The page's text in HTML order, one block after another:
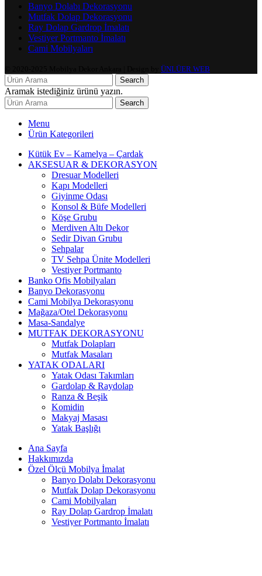
Banyo Dolabı Dekorasyonu
Mutfak Dolap Dekorasyonu
Ray Dolap Gardrop İmalatı
Vestiyer Portmanto İmalatı
Cami Mobilyaları
ÜNLÜER WEB
Search
Aramak istediğiniz ürünü yazın.
Search
Menu
Ürün Kategorileri
Kütük Ev – Kamelya – Çardak
AKSESUAR & DEKORASYON
Dresuar Modelleri
Kapı Modelleri
Giyinme Odası
Konsol & Büfe Modelleri
Köşe Grubu
Merdiven Altı Dekor
Sedir Divan Grubu
Sehpalar
TV Sehpa Ünite Modelleri
Vestiyer Portmanto
Banko Ofis Mobilyaları
Banyo Dekorasyonu
Cami Mobilya Dekorasyonu
Mağaza/Otel Dekorasyonu
Masa-Sandalye
MUTFAK DEKORASYONU
Mutfak Dolapları
Mutfak Masaları
YATAK ODALARI
Yatak Odası Takımları
Gardolap & Raydolap
Ranza & Beşik
Komidin
Makyaj Masası
Yatak Başlığı
Ana Sayfa
Hakkımızda
Özel Ölçü Mobilya İmalat
Banyo Dolabı Dekorasyonu
Mutfak Dolap Dekorasyonu
Cami Mobilyaları
Ray Dolap Gardrop İmalatı
Vestiyer Portmanto İmalatı